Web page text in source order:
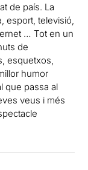
de país. La
esport, televisió,
… Tot en un
de
esquetxos,
humor
que passa al
veus i més